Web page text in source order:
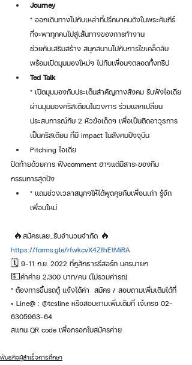
Journey
* ออกเดินทางไปกับเหล่าที่ปรึกษาคนดังในพระคัมภีร์
ที่จะพาทุกคนไปสู่เส้นทางของการทำงาน
ช่วยกันเสริมสร้าง สนุกสนานไปกับการไขเคล็ดลับ
พร้อมเปิดมุมมองใหม่ๆ ไปกับเพื่อนๆตลอดทั้งทริป
Ted Talk
* เปิดมุมมองกับประเด็นสำคัญทางสังคม รับฟังไอเดีย
ผ่านมุมมองคริสเตียนในวงการ ร่วมแลกเปลี่ยน
ประสบการณ์กับ 2 หัวข้อเด็ดๆ เพื่อเป็นติดอาวุธการ
เป็นคริสเตียน ที่มี impact ในสังคมปัจจุบัน
Pitching ไอเดีย
ปิดท้ายด้วยการ ฟังcomment ฮาๆแต่มีสาระของทีม
กรรมการสุดปัง
* แถมช่วงเวลาสนุกๆให้ได้พูดคุยกับเพื่อนเก่า รู้จัก
เพื่อนใหม่
🔥สมัครเลย...รับจำนวนจำกัด 🔥
https://forms.gle/rfwkcvX4ZfhEtMiRA
🗓 9-11 ก.ย. 2022 ที่ภูสักธารรีสอร์ท นครนายก
💵ค่าค่าย 2,300 บาท/คน (ไม่รวมค่ารถ)
* ต้องการขึ้นรถตู้ แจ้งได้ค่า  สมัคร / สอบถามเพิ่มเติมได้ที่
• Line@ : @tcsline หรือสอบถามเพิ่มเติมที่ เจ้เกรซ 02-
6305963-64
สแกน QR code เพื่อกรอกใบสมัครค่าย
พันธกิจผู้สำเร็จการศึกษา